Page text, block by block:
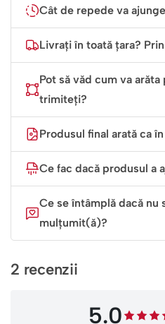
Cât de repede va
Livrați în toată țara?
Pot să văd cum va
trimiteți?
Produsul final arată ca
Ce fac dacă produsul a
Ce se întâmplă dacă nu
mulțumit(ă)?
2 recenzii
5.0